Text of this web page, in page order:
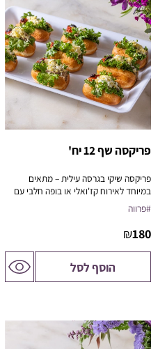
פריקסה שף 12 יח'
9 יחידות
פריקסה שיקי בגרסה עילית – מתאים
במיוחד לאירוח קז'ואלי או בופה חלבי עם
אופי.
#פרווה
180
₪
הוסף לסל לדף
המוצר